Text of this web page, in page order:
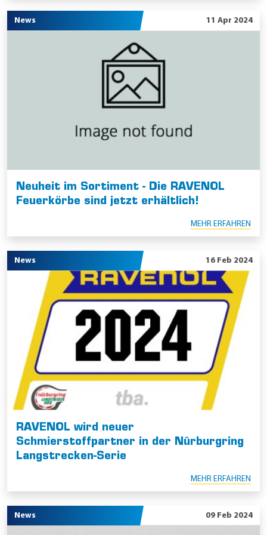
News 11 Apr 2024
Neuheit im Sortiment - Die RAVENOL
Feuerkörbe sind jetzt erhältlich!
MEHR ERFAHREN
News 16 Feb 2024
RAVENOL wird neuer
Schmierstoffpartner in der Nürburgring
Langstrecken-Serie
MEHR ERFAHREN
News 09 Feb 2024